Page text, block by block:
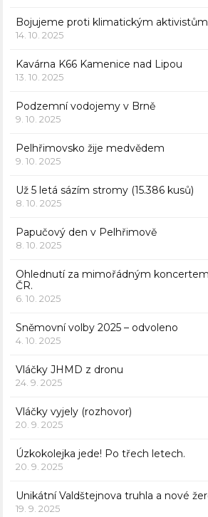
Bojujeme proti klimatickým aktivistům
14. 10. 2025
Kavárna K66 Kamenice nad Lipou
13. 10. 2025
Podzemní vodojemy v Brně
9. 10. 2025
Pelhřimovsko žije medvědem
9. 10. 2025
Už 5 letá sázím stromy (15.386 kusů)
8. 10. 2025
Papučový den v Pelhřimově
8. 10. 2025
Ohlednutí za mimořádným
ČR.
6. 10. 2025
Sněmovní volby 2025 – odvoleno
4. 10. 2025
Vláčky JHMD z dronu
24. 9. 2025
Vláčky vyjely (rozhovor)
20. 9. 2025
Úzkokolejka jede! Po třech letech.
20. 9. 2025
Unikátní Valdštejnova truhla a nové
19. 9. 2025